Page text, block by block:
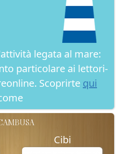
legata al mare:
particolare ai lettori-
Scoprirte qui
Cibi